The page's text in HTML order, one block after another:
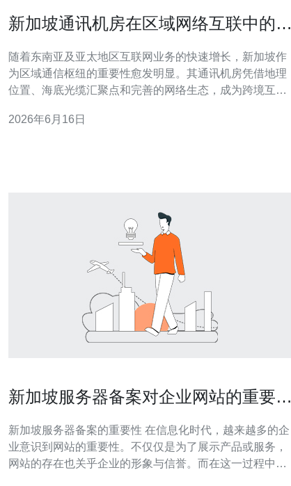
新加坡通讯机房在区域网络互联中的关
随着东南亚及亚太地区互联网业务的快速增长，新加坡作
为区域通信枢纽的重要性愈发明显。其通讯机房凭借地理
位置、海底光缆汇聚点和完善的网络生态，成为跨境互联
及大洋洲用户的企业而言，在新加坡部署服务器或选择
2026年6月16日
新加坡服务器备案对企业网站的重要性
新加坡服务器备案的重要性 在信息化时代，越来越多的企
业意识到网站的重要性。不仅仅是为了展示产品或服务，
网站的存在也关乎企业的形象与信誉。而在这一过程中，